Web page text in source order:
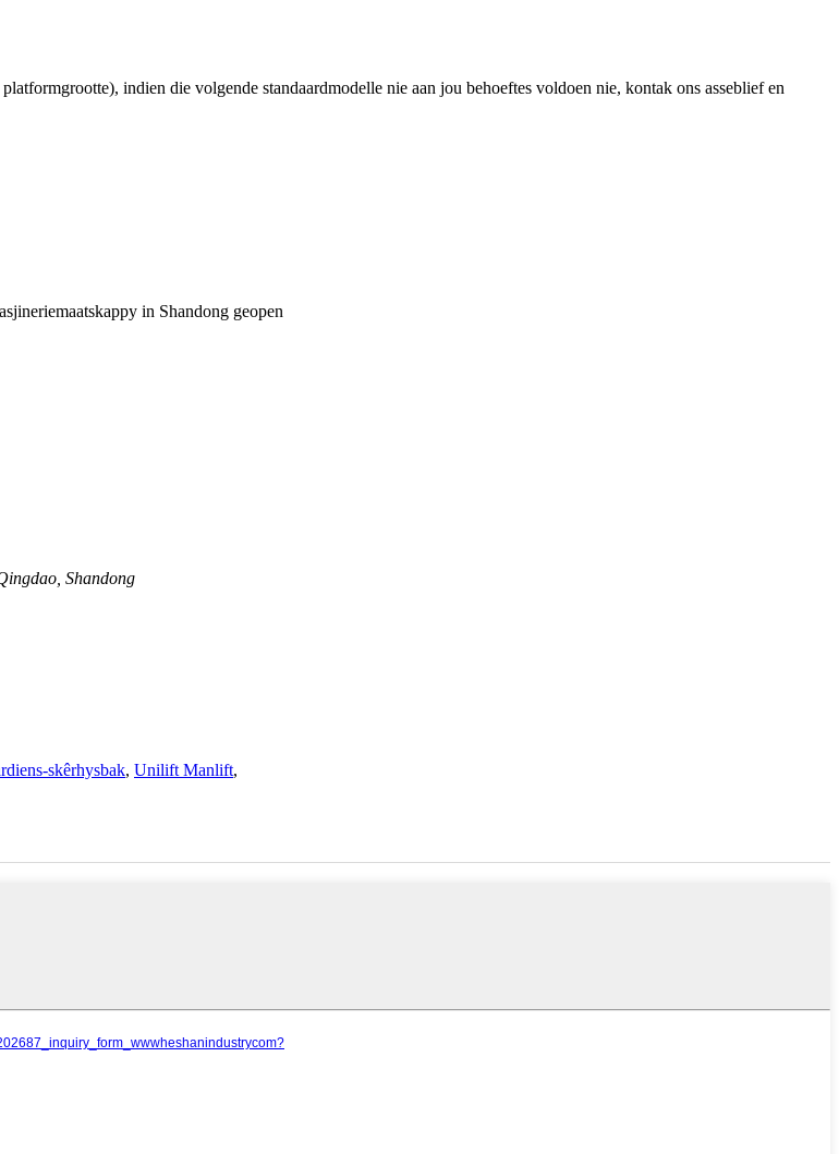
indien die volgende standaardmodelle nie aan jou behoeftes voldoen nie, kontak ons ​​asseblief en
in Shandong geopen
Shandong
skêrhysbak, Unilift Manlift,